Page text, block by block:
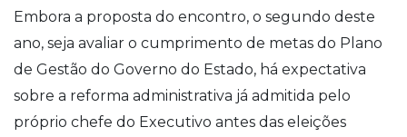
Embora a proposta do encontro, o segundo deste
ano, seja avaliar o cumprimento de metas do Plano
de Gestão do Governo do Estado, há expectativa
sobre a reforma administrativa já admitida pelo
próprio chefe do Executivo antes das eleições